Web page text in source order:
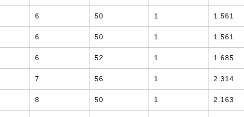
6 50 1 1.561
6 50 1 1.561
6 52 1 1.685
7 56 1 2.314
8 50 1 2.163